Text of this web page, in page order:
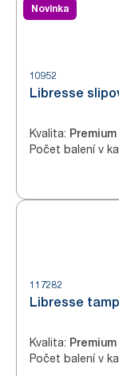
Novinka
10952
Libresse
Kvalita: Premium
Počet balení v
117282
Libresse
Kvalita: Premium
Počet balení v